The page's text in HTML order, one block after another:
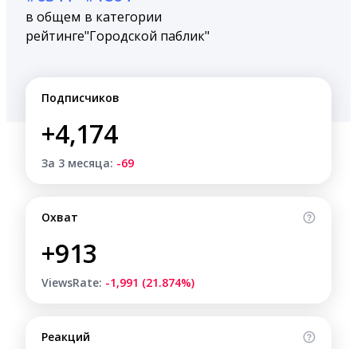
в общем
рейтинге
в категории
"Городской паблик"
Подписчиков
+4,174
За 3 месяца: -69
Охват
+913
ViewsRate: -1,991 (21.874%)
Реакций